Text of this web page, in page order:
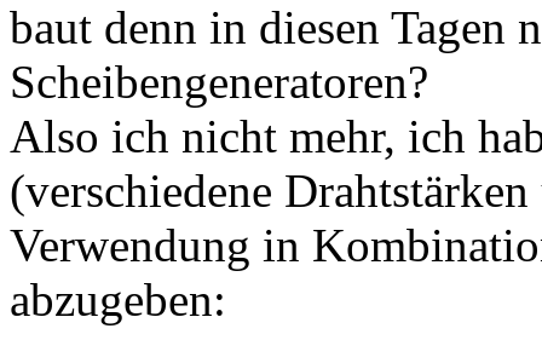
baut denn in diesen Tagen
Scheibengeneratoren?
Also ich nicht mehr, ich
(verschiedene
Verwendung in
abzugeben: